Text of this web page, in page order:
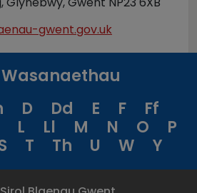
gwent.gov.uk
Wasanaethau
D Dd E F
Ff
L Ll M N O
P
T Th U W Y